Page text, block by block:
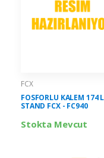
FCX
FOSFORLU KALEM 174
STAND FCX - FC940
Stokta Mevcut